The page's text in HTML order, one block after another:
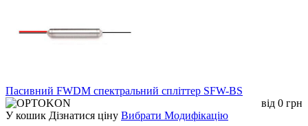
Пасивний FWDM спектральний спліттер SFW-BS
від 0 грн
У кошик Дізнатися ціну Вибрати Модифікацію